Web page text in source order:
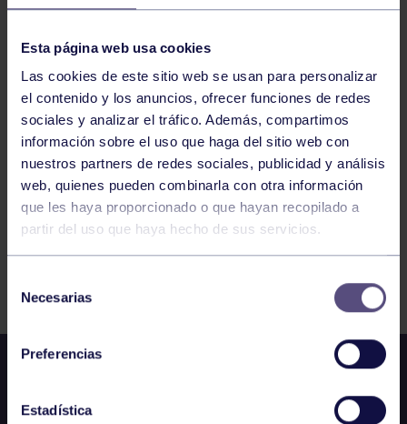
Esta página web usa cookies
Las cookies de este sitio web se usan para personalizar
el contenido y los anuncios, ofrecer funciones de redes
sociales y analizar el tráfico. Además, compartimos
información sobre el uso que haga del sitio web con
nuestros partners de redes sociales, publicidad y análisis
web, quienes pueden combinarla con otra información
que les haya proporcionado o que hayan recopilado a
partir del uso que haya hecho de sus servicios.
Necesarias
Preferencias
Estadística
NATACIÓN
JUEGOS DEPORTIVOS DEL PRINCIPADO
487 488 489 490 491 492 493